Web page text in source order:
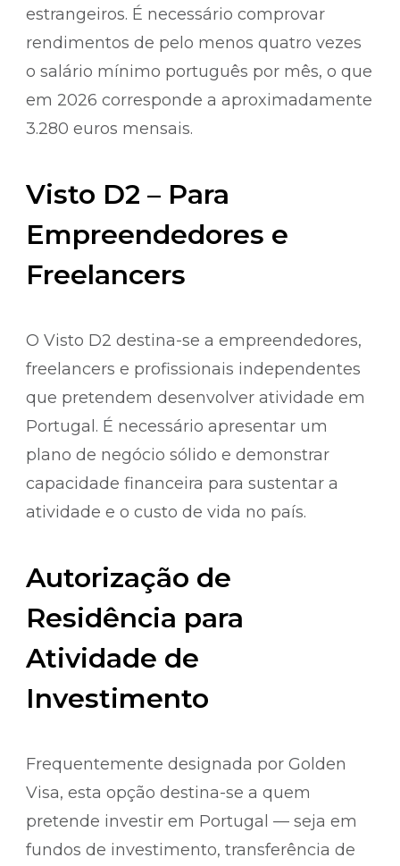
estrangeiros. É necessário comprovar
rendimentos de pelo menos quatro vezes
o salário mínimo português por mês, o que
em 2026 corresponde a aproximadamente
3.280 euros mensais.
Visto D2 – Para
Empreendedores e
Freelancers
O Visto D2 destina-se a empreendedores,
freelancers e profissionais independentes
que pretendem desenvolver atividade em
Portugal. É necessário apresentar um
plano de negócio sólido e demonstrar
capacidade financeira para sustentar a
atividade e o custo de vida no país.
Autorização de
Residência para
Atividade de
Investimento
Frequentemente designada por Golden
Visa, esta opção destina-se a quem
pretende investir em Portugal — seja em
fundos de investimento, transferência de